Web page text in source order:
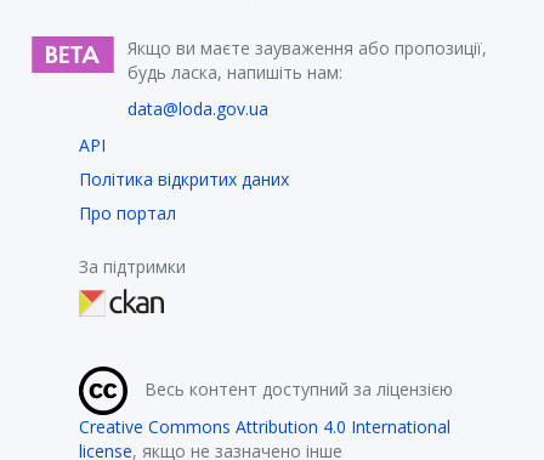
Якщо ви маєте зауваження або пропозиції,
будь ласка, напишіть нам:
data@loda.gov.ua
API
Політика відкритих даних
Про портал
За підтримки
Весь контент доступний за ліцензією
Creative Commons Attribution 4.0 International
license, якщо не зазначено інше